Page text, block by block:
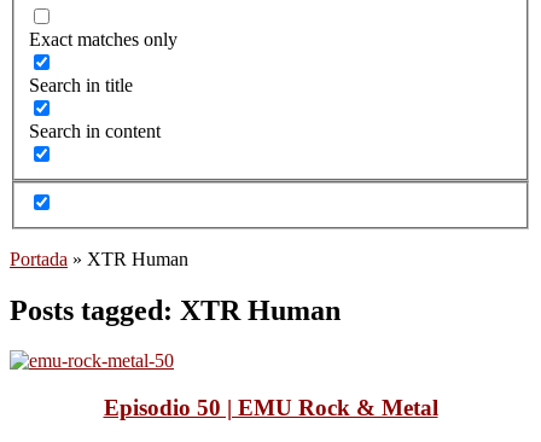
Exact matches only
Search in title
Search in content
Portada » XTR Human
Posts tagged: XTR Human
Episodio 50 | EMU Rock & Metal